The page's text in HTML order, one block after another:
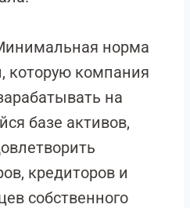
норма
которую компания
на
базе активов,
кредиторов и
собственного